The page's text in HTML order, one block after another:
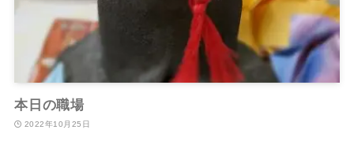
本日の職場
2022年10月25日